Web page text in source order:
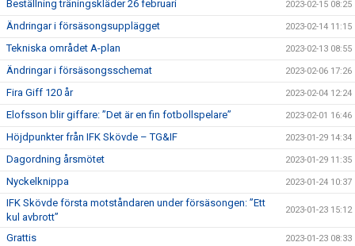
Beställning träningskläder 26 februari 2023-02-15 08:25
Ändringar i försäsongsupplägget 2023-02-14 11:15
Tekniska området A-plan 2023-02-13 08:55
Ändringar i försäsongsschemat 2023-02-06 17:26
Fira Giff 120 år 2023-02-04 12:24
Elofsson blir giffare: ”Det är en fin fotbollspelare” 2023-02-01 16:46
Höjdpunkter från IFK Skövde – TG&IF 2023-01-29 14:34
Dagordning årsmötet 2023-01-29 11:35
Nyckelknippa 2023-01-24 10:37
IFK Skövde första motståndaren under försäsongen: ”Ett
kul avbrott”
2023-01-23 15:12
Grattis 2023-01-23 08:33